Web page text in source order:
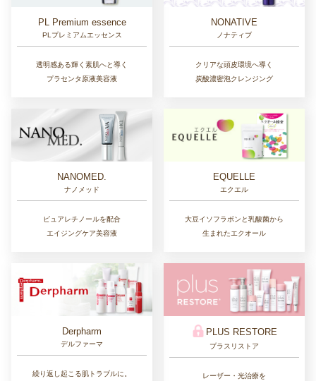
PL Premium essence
PLプレミアムエッセンス
透明感ある輝く素肌へと導く
プラセンタ原液美容液
NONATIVE
ノナティブ
クリアな頭皮環境へ導く
炭酸濃密泡クレンジング
NANOMED.
ナノメッド
ピュアレチノールを配合
エイジングケア美容液
EQUELLE
エクエル
大豆イソフラボンと乳酸菌から
生まれたエクオール
Derpharm
デルファーマ
繰り返し起こる肌トラブルに。
PLUS RESTORE
プラスリストア
レーザー・光治療を